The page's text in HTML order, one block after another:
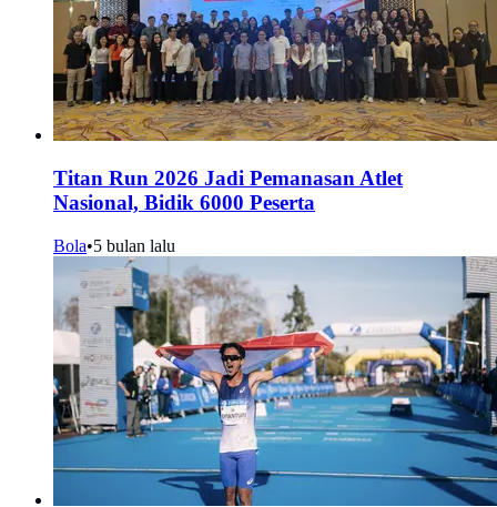
Titan Run 2026 Jadi Pemanasan Atlet
Nasional, Bidik 6000 Peserta
Bola•5 bulan lalu